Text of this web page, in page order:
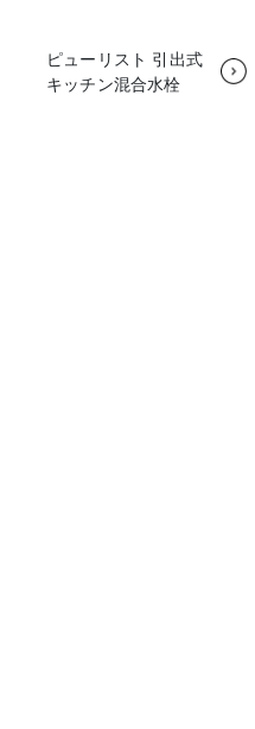
ピューリスト 引出式
キッチン混合水栓